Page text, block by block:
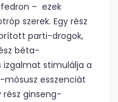
– ezek
szerek. Egy rész
parti-drogok,
béta-
izgalmat stimulálja a
mósusz esszenciát
rész ginseng-